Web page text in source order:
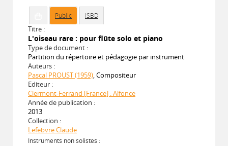
Public ISBD
Titre :
L'oiseau rare : pour flûte solo et piano
Type de document :
Partition du répertoire et pédagogie par instrument
Auteurs :
Pascal PROUST (1959), Compositeur
Editeur :
Clermont-Ferrand [France] : Alfonce
Année de publication :
2013
Collection :
Lefebvre Claude
Instruments non solistes :